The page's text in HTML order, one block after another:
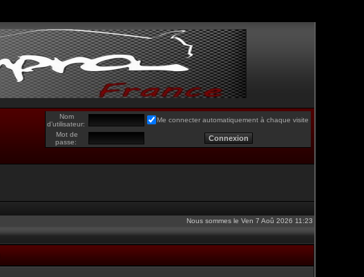
Nom
d’utilisateur:
Me connecter automatiquement à chaque visite
Mot de
passe:
Nous sommes le Ven 7 Aoû 2026 11:23